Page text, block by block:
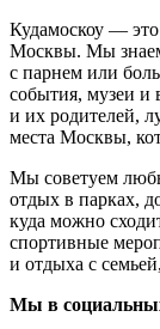
Кудамоскоу —
Москвы. Мы
с парнем или
события, музеи и
и их родителей,
места Москвы,
Мы советуем
отдых в парках,
куда можно
спортивные
и отдыха с
Мы в